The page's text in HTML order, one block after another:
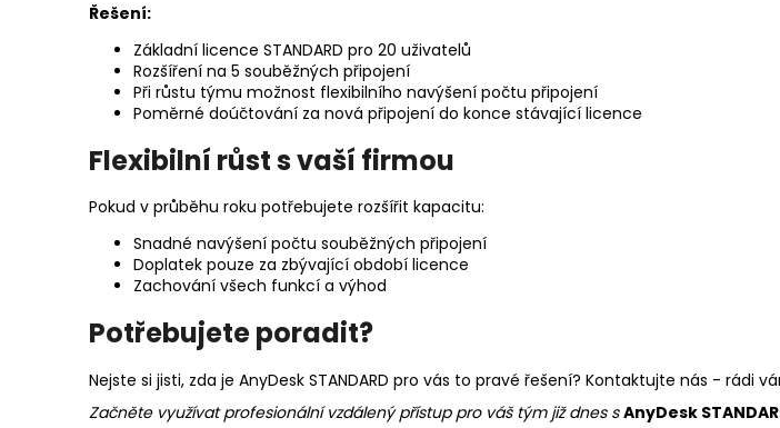
Řešení:
Základní licence STANDARD pro 20 uživatelů
Rozšíření na 5 souběžných připojení
Při růstu týmu možnost flexibilního navýšení počtu připojení
Poměrné doúčtování za nová připojení do konce stávající licence
Flexibilní růst s vaší firmou
Pokud v průběhu roku potřebujete rozšířit kapacitu:
Snadné navýšení počtu souběžných připojení
Doplatek pouze za zbývající období licence
Zachování všech funkcí a výhod
Potřebujete poradit?
Nejste si jisti, zda je AnyDesk STANDARD pro vás to pravé řešení? Kontaktujte nás - rádi
Začněte využívat profesionální vzdálený přístup pro váš tým již dnes sAnyDesk